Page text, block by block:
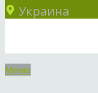
Украина
Меню